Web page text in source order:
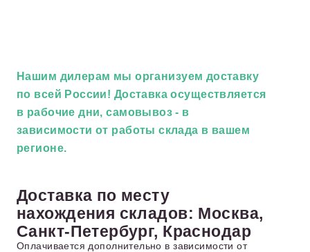
Нашим дилерам мы организуем доставку
по всей России! Доставка осуществляется
в рабочие дни, самовывоз - в
зависимости от работы склада в вашем
регионе.
Доставка по месту
нахождения складов: Москва,
Санкт-Петербург, Краснодар
Оплачивается дополнительно в зависимости от